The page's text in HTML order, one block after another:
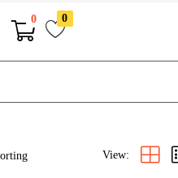
0 0
View: